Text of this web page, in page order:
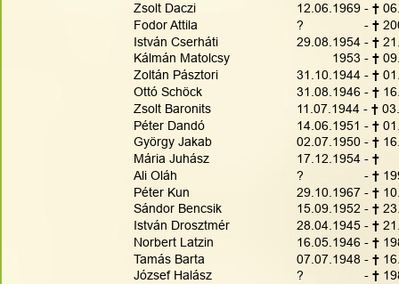
Zsolt Daczi
Fodor Attila
István Cserháti
Kálmán Matolcsy
Zoltán Pásztori
Ottó Schöck
Zsolt Baronits
Péter Dandó
György Jakab
Mária Juhász
Ali Oláh
Péter Kun
Sándor Bencsik
István Drosztmér
Norbert Latzin
Tamás Barta
József Halász
12.06.1969 - †
?                 - †
29.08.1954 - †
          1953 -
†
31.10.1944 - †
31.08.1946 - †
11.07.1944 - †
14.06.1951 - †
02.07.1950 - †
17.12.1954 -
?                 - †
29.10.1967 - †
15.09.1952 - †
28.04.1945 - †
16.05.1946 - †
07.07.1948 - †
?                 - †